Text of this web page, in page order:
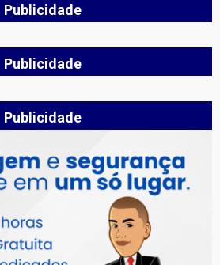
Publicidade
Publicidade
Publicidade